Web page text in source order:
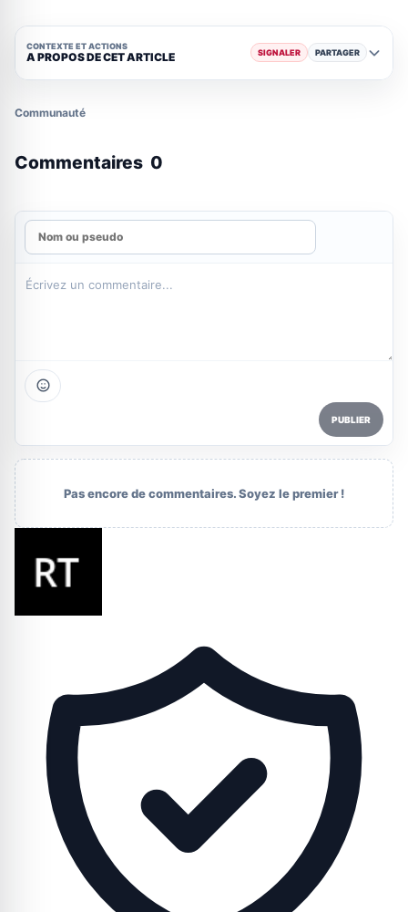
CONTEXTE ET ACTIONS
A PROPOS DE CET ARTICLE SIGNALER PARTAGER
Communauté
Commentaires 0
PUBLIER
Pas encore de commentaires. Soyez le premier !